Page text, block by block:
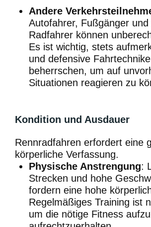
Andere
Autofahrer, Fußgänger
Radfahrer können
Es ist wichtig, stets
und defensive
beherrschen, um auf
Situationen reagieren zu
Kondition und Ausdauer
Rennradfahren erfordert eine
körperliche Verfassung.
Physische Anstrengung:
Strecken und hohe
fordern eine hohe
Regelmäßiges Training ist
um die nötige Fitness